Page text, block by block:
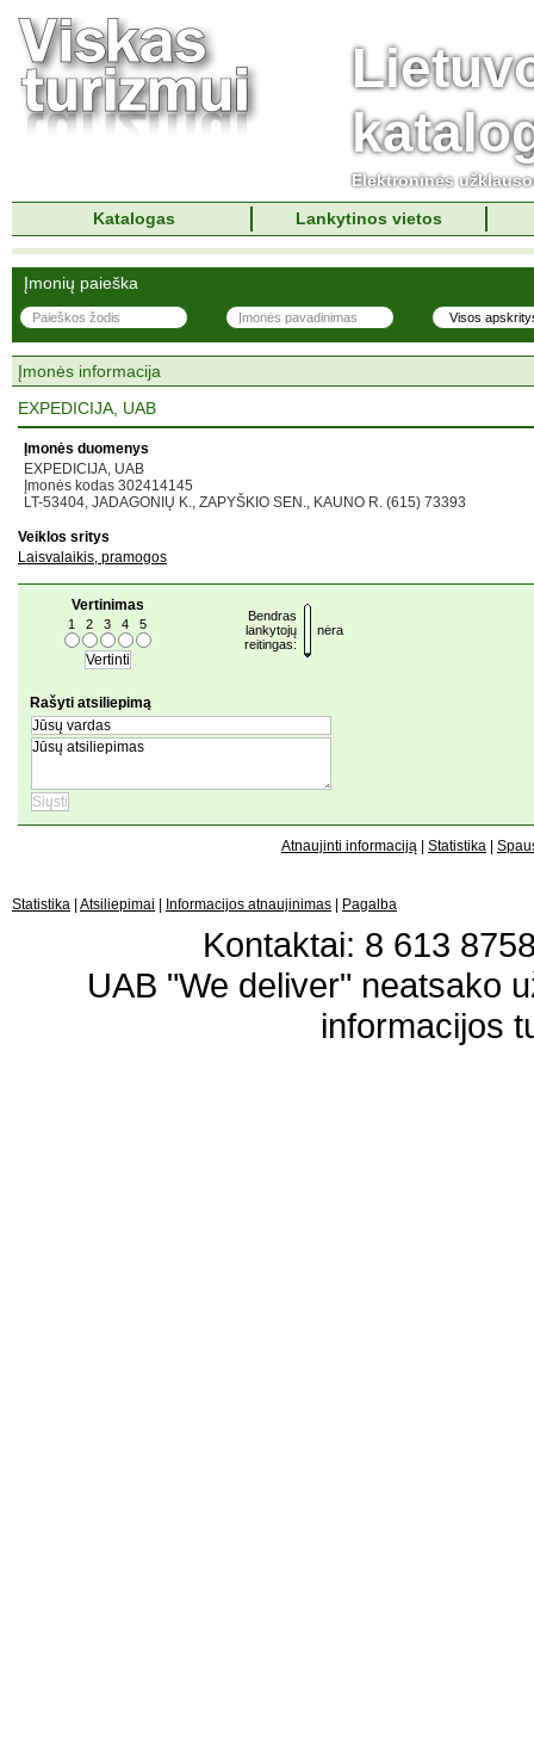
Elektroninės
Katalogas
Lankytinos vietos
Įmonių paieška
Įmonės informacija
EXPEDICIJA, UAB
Įmonės duomenys
EXPEDICIJA, UAB
Įmonės kodas 302414145
LT-53404, JADAGONIŲ K., ZAPYŠKIO SEN., KAUNO R. (615) 73393
Veiklos sritys
Laisvalaikis, pramogos
Vertinimas
1 2 3 4 5
Bendras
lankytojų
reitingas:
nėra
Rašyti atsiliepimą
Atnaujinti informaciją Statistika
Statistika Atsiliepimai Informacijos atnaujinimas Pagalba
Kontaktai: 8 613
UAB "We deliver" neatsako
informacijos